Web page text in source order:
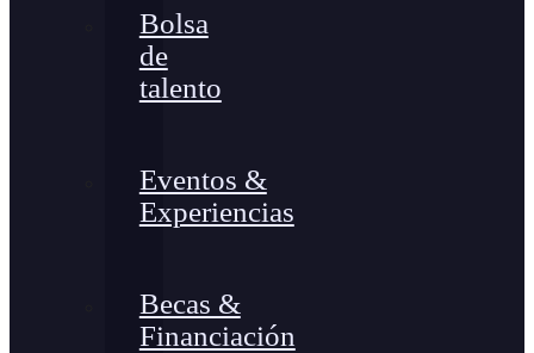
Bolsa
de
talento
Eventos &
Experiencias
Becas &
Financiación